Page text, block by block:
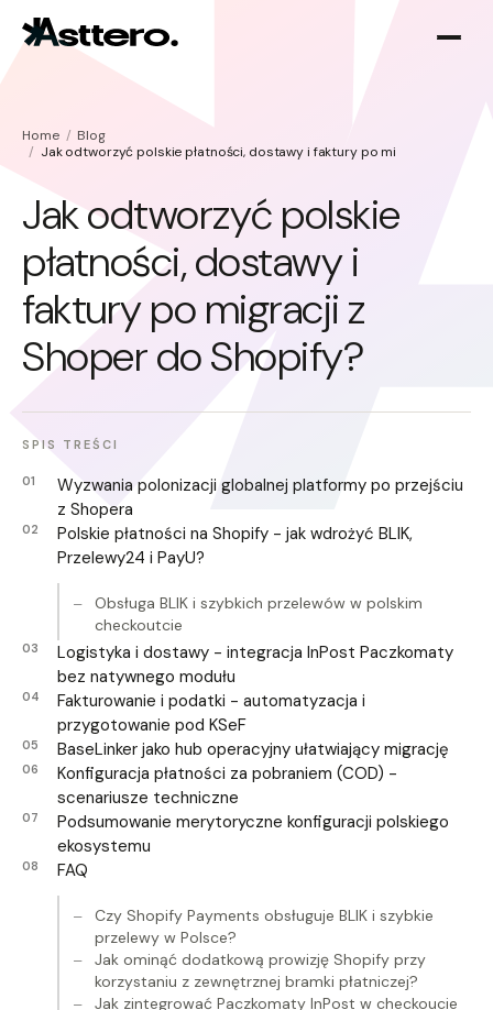
Optymalizacja Shopify
Migracja do Shopify
O nas
Home
Blog
Jak odtworzyć polskie płatności, dostawy i faktury po migracji z Shoper
Jak odtworzyć polskie
płatności, dostawy i
faktury po migracji z
Shoper do Shopify?
SPIS TREŚCI
Wyzwania polonizacji globalnej platformy po przejściu
z Shopera
Polskie płatności na Shopify - jak wdrożyć BLIK,
Przelewy24 i PayU?
Obsługa BLIK i szybkich przelewów w polskim
checkoutcie
Logistyka i dostawy - integracja InPost Paczkomaty
bez natywnego modułu
Fakturowanie i podatki - automatyzacja i
przygotowanie pod KSeF
BaseLinker jako hub operacyjny ułatwiający migrację
Konfiguracja płatności za pobraniem (COD) -
scenariusze techniczne
Podsumowanie merytoryczne konfiguracji polskiego
ekosystemu
FAQ
Czy Shopify Payments obsługuje BLIK i szybkie
przelewy w Polsce?
Jak ominąć dodatkową prowizję Shopify przy
korzystaniu z zewnętrznej bramki płatniczej?
Jak zintegrować Paczkomaty InPost w checkoucie